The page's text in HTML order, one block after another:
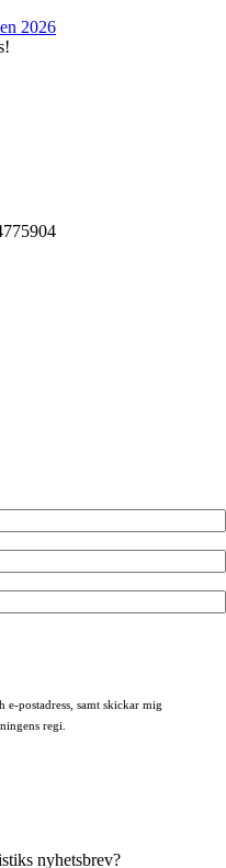
2026
postadress, samt skickar mig
regi.
nyhetsbrev?